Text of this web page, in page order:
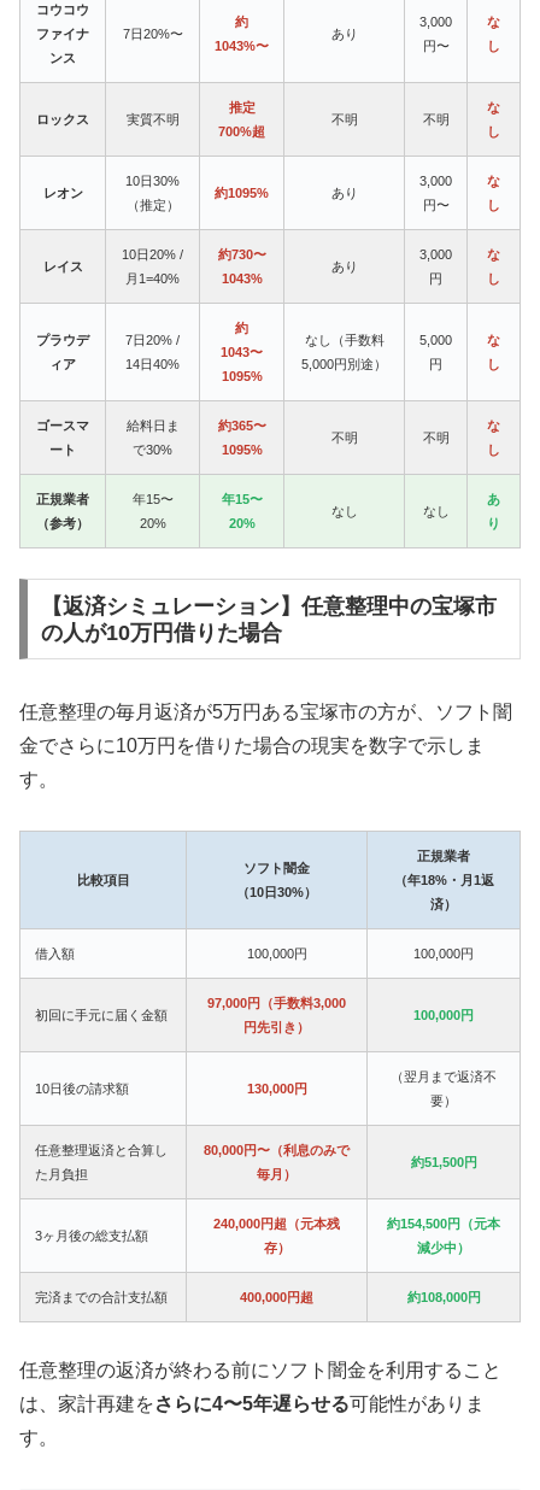
コウコウ
ファイナ
ンス
7日20%〜
約
1043%〜
あり
3,000
円〜
な
し
ロックス 実質不明
推定
700%超
不明 不明
な
し
レオン
10日30%
（推定）
約1095% あり
3,000
円〜
な
し
レイス
10日20% /
月1=40%
約730〜
1043%
あり
3,000
円
な
し
プラウデ
ィア
7日20% /
14日40%
約
1043〜
1095%
なし（手数料
5,000円別途）
5,000
円
な
し
ゴースマ
ート
給料日ま
で30%
約365〜
1095%
不明 不明
な
し
正規業者
（参考）
年15〜
20%
年15〜
20%
なし なし
あ
り
【返済シミュレーション】任意整理中の宝塚市
の人が10万円借りた場合
任意整理の毎月返済が5万円ある宝塚市の方が、ソフト闇
金でさらに10万円を借りた場合の現実を数字で示しま
す。
比較項目
ソフト闇金
（10日30%）
正規業者
（年18%・月1返
済）
借入額 100,000円 100,000円
初回に手元に届く金額
97,000円（手数料3,000
円先引き）
100,000円
10日後の請求額 130,000円
（翌月まで返済不
要）
任意整理返済と合算し
た月負担
80,000円〜（利息のみで
毎月）
約51,500円
3ヶ月後の総支払額
240,000円超（元本残
存）
約154,500円（元本
減少中）
完済までの合計支払額 400,000円超 約108,000円
任意整理の返済が終わる前にソフト闇金を利用すること
は、家計再建をさらに4〜5年遅らせる可能性がありま
す。